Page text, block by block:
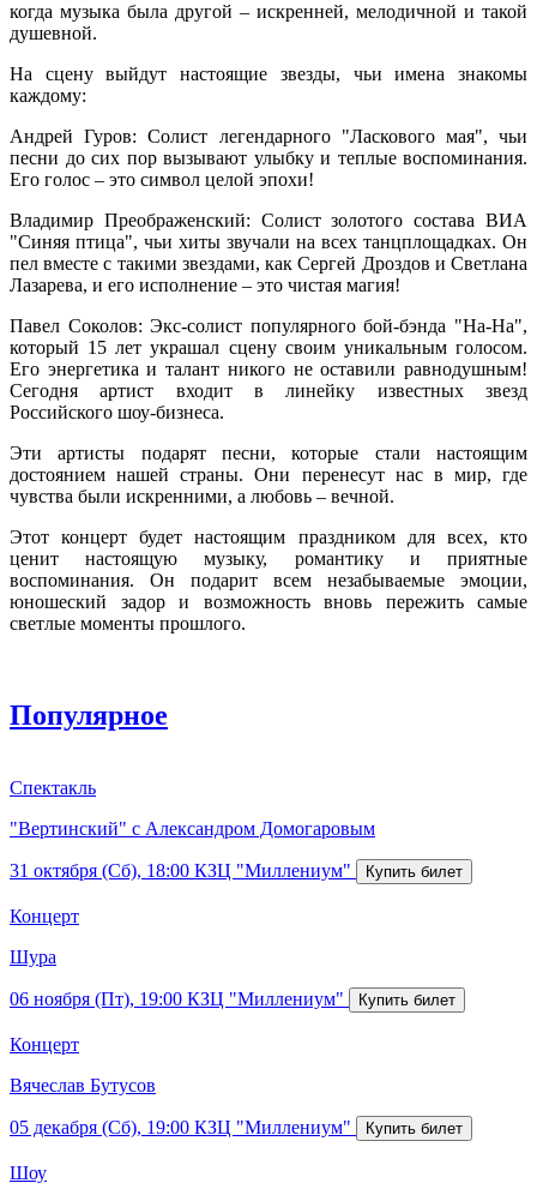
когда музыка была другой – искренней, мелодичной и такой
душевной.
На сцену выйдут настоящие звезды, чьи имена знакомы
каждому:
Андрей Гуров: Солист легендарного "Ласкового мая", чьи
песни до сих пор вызывают улыбку и теплые воспоминания.
Его голос – это символ целой эпохи!
Владимир Преображенский: Солист золотого состава ВИА
"Синяя птица", чьи хиты звучали на всех танцплощадках. Он
пел вместе с такими звездами, как Сергей Дроздов и Светлана
Лазарева, и его исполнение – это чистая магия!
Павел Соколов: Экс-солист популярного бой-бэнда "На-На",
который 15 лет украшал сцену своим уникальным голосом.
Его энергетика и талант никого не оставили равнодушным!
Сегодня артист входит в линейку известных звезд
Российского шоу-бизнеса.
Эти артисты подарят песни, которые стали настоящим
достоянием нашей страны. Они перенесут нас в мир, где
чувства были искренними, а любовь – вечной.
Этот концерт будет настоящим праздником для всех, кто
ценит настоящую музыку, романтику и приятные
воспоминания. Он подарит всем незабываемые эмоции,
юношеский задор и возможность вновь пережить самые
светлые моменты прошлого.
Популярное
Спектакль
"Вертинский" с Александром Домогаровым
31 октября (Сб), 18:00 КЗЦ "Миллениум"
Концерт
Шура
06 ноября (Пт), 19:00 КЗЦ "Миллениум"
Концерт
Вячеслав Бутусов
05 декабря (Сб), 19:00 КЗЦ "Миллениум"
Шоу